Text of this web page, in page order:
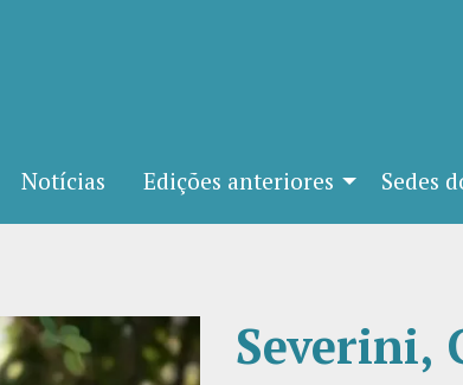
Notícias Edições anteriores Sedes
Severini,